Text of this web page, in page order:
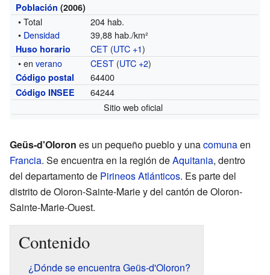
Población (2006)
• Total
204 hab.
• Densidad 39,88 hab./km²
Huso horario CET (UTC +1)
• enverano CEST (UTC +2)
Código postal 64400
Código INSEE
64244
Sitio web oficial
Geüs-d'Oloron es un pequeño pueblo y unacomunaen
Francia. Se encuentra en la región deAquitania, dentro
del departamento de Pirineos Atlánticos. Es parte del
distrito de Oloron-Sainte-Marie y del cantón de Oloron-
Sainte-Marie-Ouest.
Contenido
¿Dónde se encuentra Geüs-d'Oloron?